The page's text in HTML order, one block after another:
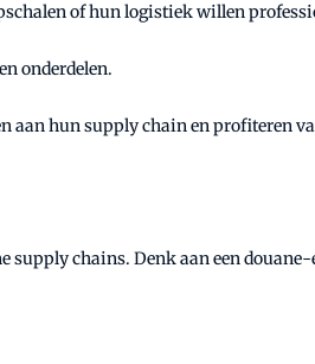
of hun logistiek willen
onderdelen.
aan hun supply chain en profiteren
chains. Denk aan een